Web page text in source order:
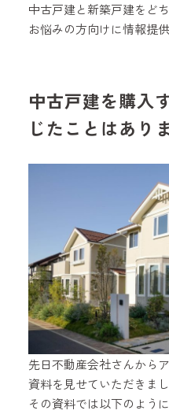
中古戸建と新築戸建をど
お悩みの方向けに情報提
中古戸建を購入
じたことはあり
先日不動産会社さんから
資料を見せていただきまし
その資料では以下のよう